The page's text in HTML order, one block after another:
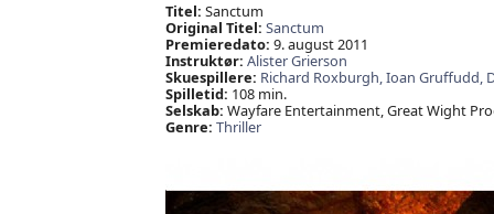
Titel: Sanctum
Original Titel: Sanctum
Premieredato: 9. august 2011
Instruktør: Alister Grierson
Skuespillere: Richard Roxburgh,Ioan Gruffudd,
Spilletid: 108 min.
Selskab: Wayfare Entertainment, Great Wight
Genre: Thriller